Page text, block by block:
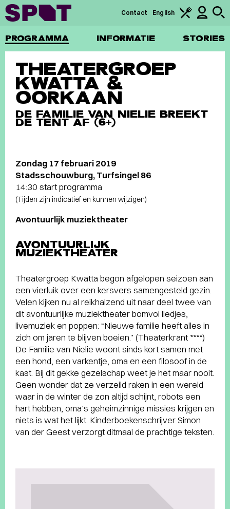
PROGRAMMA INFORMATIE STORIES
Contact English
THEATERGROEP
KWATTA &
OORKAAN
DE FAMILIE VAN NIELIE BREEKT
DE TENT AF (6+)
Zondag 17 februari 2019
Stadsschouwburg, Turfsingel 86
14:30 start programma
(Tijden zijn indicatief en kunnen wijzigen)
Avontuurlijk muziektheater
AVONTUURLIJK
MUZIEKTHEATER
Theatergroep Kwatta begon afgelopen seizoen aan
een vierluik over een kersvers samengesteld gezin.
Velen kijken nu al reikhalzend uit naar deel twee van
dit avontuurlijke muziektheater bomvol liedjes,
livemuziek en poppen: “Nieuwe familie heeft alles in
zich om jaren te blijven boeien.” (Theaterkrant ****)
De Familie van Nielie woont sinds kort samen met
een hond, een varkentje, oma en een filosoof in de
kast. Bij dit gekke gezelschap weet je het maar nooit.
Geen wonder dat ze verzeild raken in een wereld
waar in de winter de zon altijd schijnt, robots een
hart hebben, oma’s geheimzinnige missies krijgen en
niets is wat het lijkt. Kinderboekenschrijver Simon
van der Geest verzorgt ditmaal de prachtige teksten.